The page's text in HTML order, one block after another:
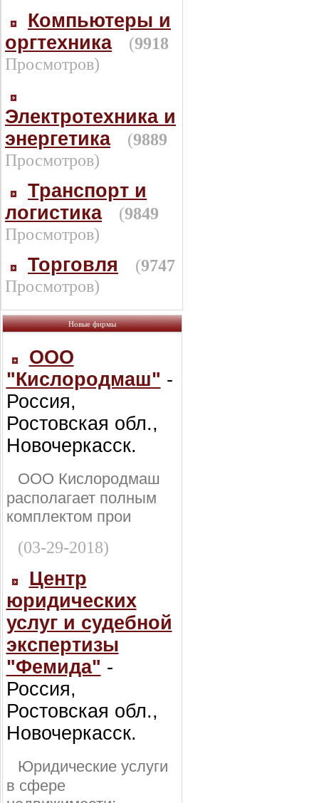
Компьютеры и
оргтехника
(9918
Просмотров)
Электротехника и
энергетика
(9889
Просмотров)
Транспорт и
логистика
(9849
Просмотров)
Торговля (9747
Просмотров)
Новые фирмы
ООО
"Кислородмаш" -
Россия,
Ростовская обл.,
Новочеркасск.
ООО Кислородмаш
располагает полным
комплектом прои
(03-29-2018)
Центр
юридических
услуг и судебной
экспертизы
"Фемида" -
Россия,
Ростовская обл.,
Новочеркасск.
Юридические услуги
в сфере